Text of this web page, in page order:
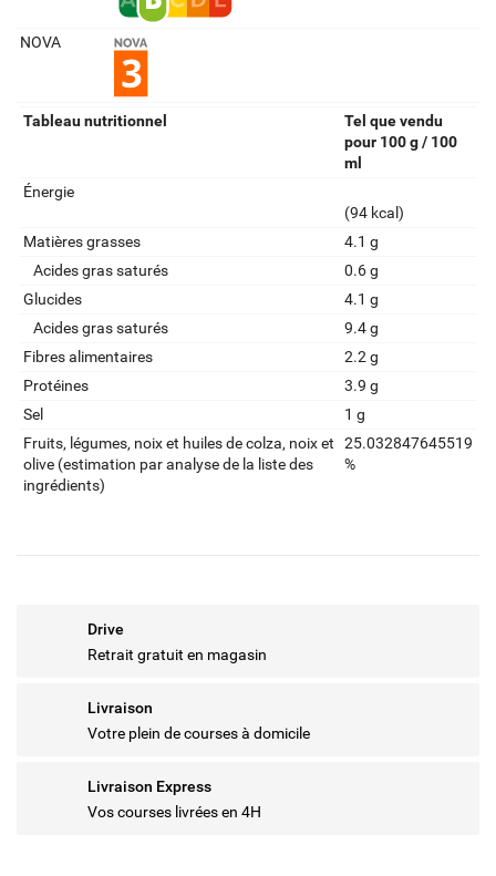
NOVA
Tableau nutritionnel
Tel que vendu
pour 100 g / 100
ml
Énergie
(94 kcal)
Matières grasses
4.1 g
Acides gras saturés
0.6 g
Glucides
4.1 g
Acides gras saturés
9.4 g
Fibres alimentaires
2.2 g
Protéines
3.9 g
Sel
1 g
Fruits‚ légumes‚ noix et huiles de colza‚ noix et
olive (estimation par analyse de la liste des
ingrédients)
25.032847645519
%
Drive
Retrait gratuit en magasin
Livraison
Votre plein de courses à domicile
Livraison Express
Vos courses livrées en 4H